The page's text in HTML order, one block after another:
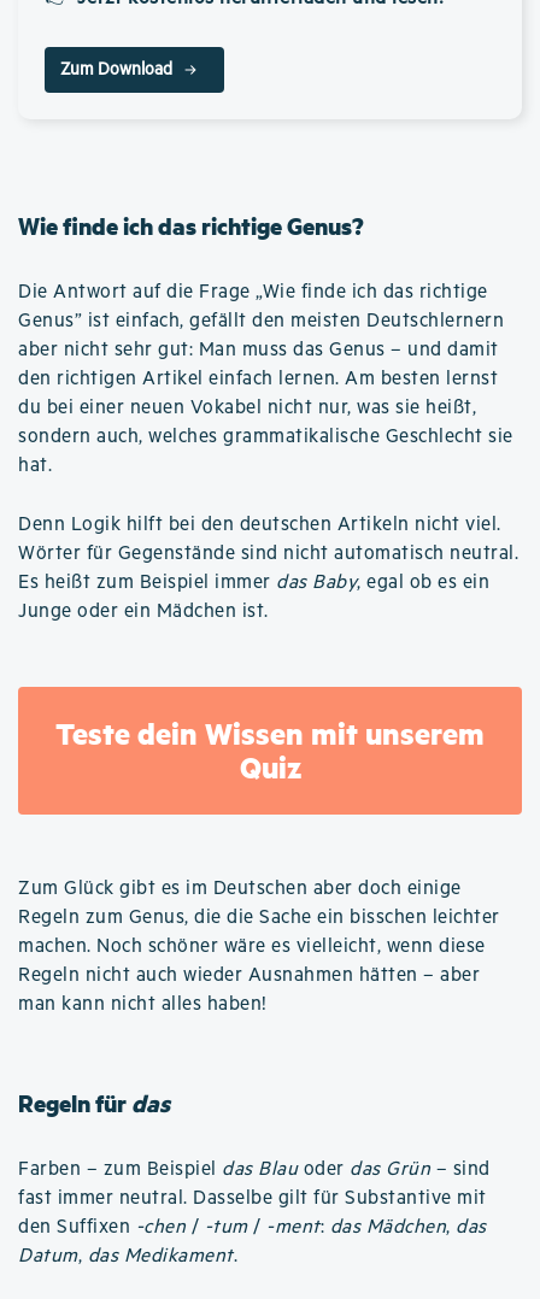
Zum Download
Wie finde ich das richtige Genus?
Die Antwort auf die Frage „Wie finde ich das richtige
Genus” ist einfach, gefällt den meisten Deutschlernern
aber nicht sehr gut: Man muss das Genus – und damit
den richtigen Artikel einfach lernen. Am besten lernst
du bei einer neuen Vokabel nicht nur, was sie heißt,
sondern auch, welches grammatikalische Geschlecht sie
hat.
Denn Logik hilft bei den deutschen Artikeln nicht viel.
Wörter für Gegenstände sind nicht automatisch neutral.
Es heißt zum Beispiel immer das Baby, egal ob es ein
Junge oder ein Mädchen ist.
Teste dein Wissen mit unserem
Quiz
Zum Glück gibt es im Deutschen aber doch einige
Regeln zum Genus, die die Sache ein bisschen leichter
machen. Noch schöner wäre es vielleicht, wenn diese
Regeln nicht auch wieder Ausnahmen hätten – aber
man kann nicht alles haben!
Regeln fürdas
Farben – zum Beispiel das Blauoder das Grün – sind
fast immer neutral. Dasselbe gilt für Substantive mit
den Suffixen -chen / -tum/ -ment: das Mädchen, das
Datum, das Medikament.